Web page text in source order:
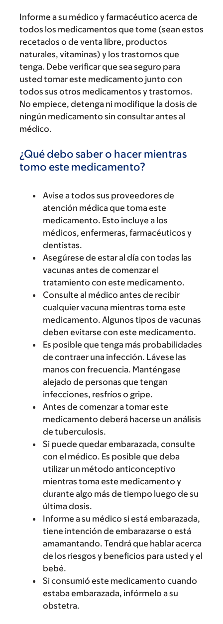
Informe a su médico y farmacéutico acerca de
todos los medicamentos que tome (sean estos
recetados o de venta libre, productos
naturales, vitaminas) y los trastornos que
tenga. Debe verificar que sea seguro para
usted tomar este medicamento junto con
todos sus otros medicamentos y trastornos.
No empiece, detenga ni modifique la dosis de
ningún medicamento sin consultar antes al
médico.
¿Qué debo saber o hacer mientras
tomo este medicamento?
Avise a todos sus proveedores de
atención médica que toma este
medicamento. Esto incluye a los
médicos, enfermeras, farmacéuticos y
dentistas.
Asegúrese de estar al día con todas las
vacunas antes de comenzar el
tratamiento con este medicamento.
Consulte al médico antes de recibir
cualquier vacuna mientras toma este
medicamento. Algunos tipos de vacunas
deben evitarse con este medicamento.
Es posible que tenga más probabilidades
de contraer una infección. Lávese las
manos con frecuencia. Manténgase
alejado de personas que tengan
infecciones, resfríos o gripe.
Antes de comenzar a tomar este
medicamento deberá hacerse un análisis
de tuberculosis.
Si puede quedar embarazada, consulte
con el médico. Es posible que deba
utilizar un método anticonceptivo
mientras toma este medicamento y
durante algo más de tiempo luego de su
última dosis.
Informe a su médico si está embarazada,
tiene intención de embarazarse o está
amamantando. Tendrá que hablar acerca
de los riesgos y beneficios para usted y el
bebé.
Si consumió este medicamento cuando
estaba embarazada, infórmelo a su
obstetra.